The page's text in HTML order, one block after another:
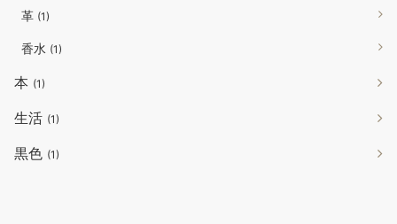
革 (1)
香水 (1)
本 (1)
生活 (1)
黒色 (1)